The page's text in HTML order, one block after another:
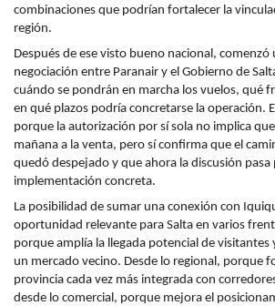
combinaciones que podrían fortalecer la
región.
Después de ese visto bueno nacional, comenzó
negociación entre Paranair y el Gobierno de
cuándo se pondrán en marcha los vuelos, qué
en qué plazos podría concretarse la operación.
porque la autorización por sí sola no implica
mañana a la venta, pero sí confirma que el
quedó despejado y que ahora la discusión pasa
implementación concreta.
La posibilidad de sumar una conexión con
oportunidad relevante para Salta en varios
porque amplía la llegada potencial de visitantes
un mercado vecino. Desde lo regional, porque
provincia cada vez más integrada con
desde lo comercial, porque mejora el